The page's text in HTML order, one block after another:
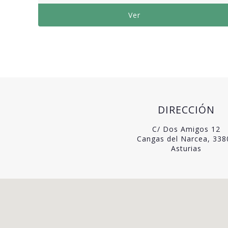
Ver
DIRECCIÓN
C/ Dos Amigos 12
Cangas del Narcea,
Asturias